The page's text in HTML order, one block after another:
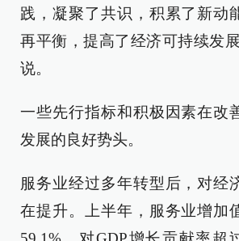
践，凝聚了共识，积累了新动
再平衡，提高了经济可持续发
说。
一些先行指标和积极因素在改
发展的良好势头。
服务业经过多年转型后，对经
在提升。上半年，服务业增加